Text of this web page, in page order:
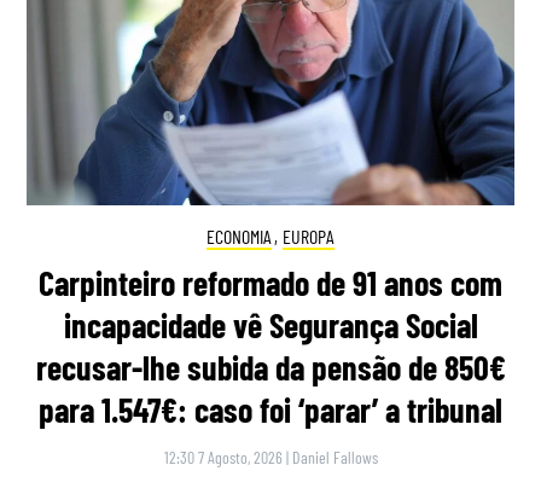
ECONOMIA , EUROPA
Carpinteiro reformado de 91 anos com
incapacidade vê Segurança Social
recusar-lhe subida da pensão de 850€
para 1.547€: caso foi ‘parar’ a tribunal
12:30 7 Agosto, 2026 | Daniel Fallows